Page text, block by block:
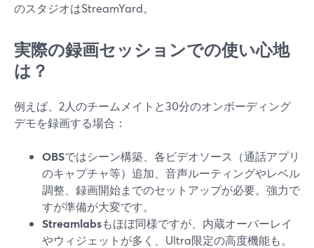
のスタジオはStreamYard。
実際の録画セッションでの使い心地
は？
例えば、2人のチームメイトと30分のオンボーディング
デモを録画する場合：
OBSではシーン構築、各ビデオソース（通話アプリ
のキャプチャ等）追加、音声ルーティングやレベル
調整、録画開始までのセットアップが必要。強力で
すが準備が大変です。
Streamlabsもほぼ同様ですが、内蔵オーバーレイ
やウィジェットが多く、Ultra限定の高度機能も。